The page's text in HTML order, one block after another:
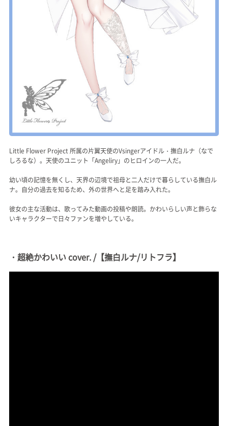
Little Flower Project 所属の片翼天使のVsingerアイドル・撫白ルナ（なで
しろるな）。天使のユニット「Angeliry」のヒロインの一人だ。
幼い頃の記憶を無くし、天界の辺境で祖母と二人だけで暮らしている撫白ル
ナ。自分の過去を知るため、外の世界へと足を踏み入れた。
彼女の主な活動は、歌ってみた動画の投稿や朗読。かわいらしい声と飾らな
いキャラクターで日々ファンを増やしている。
・超絶かわいい cover. /【撫白ルナ/リトフラ】